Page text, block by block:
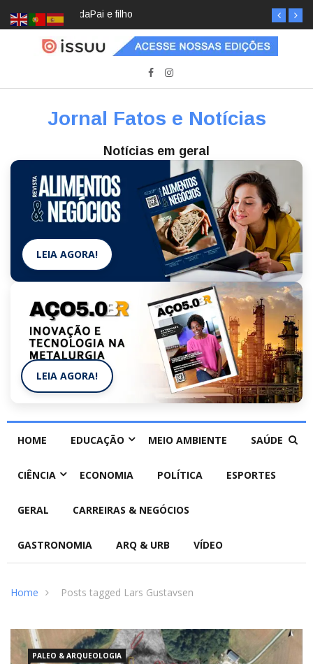
Pai e filho
Jornal Fatos e Notícias
Notícias em geral
LEIA AGORA!
LEIA AGORA!
HOME EDUCAÇÃO MEIO AMBIENTE SAÚDE
CIÊNCIA ECONOMIA POLÍTICA ESPORTES
GERAL CARREIRAS & NEGÓCIOS
GASTRONOMIA ARQ & URB VÍDEO
Home Posts tagged Lars Gustavsen
PALEO & ARQUEOLOGIA